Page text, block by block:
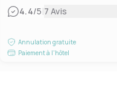
4.4/5|7 Avis
Annulation gratuite
Paiement à l'hôtel